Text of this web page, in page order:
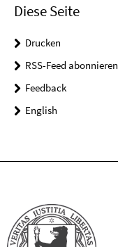
Diese Seite
Drucken
RSS-Feed abonnieren
Feedback
English